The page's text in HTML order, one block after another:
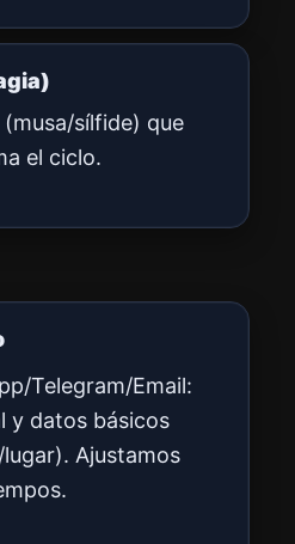
sílfide) que
el ciclo.
Telegram/Email:
y datos básicos
Ajustamos